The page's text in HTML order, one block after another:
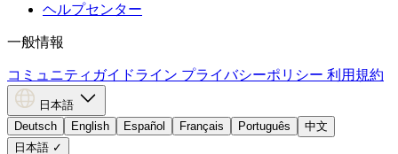
ヘルプセンター
一般情報
コミュニティガイドライン プライバシーポリシー 利用規約
日本語
Deutsch
English Español Français Português
中文
日本語 ✓